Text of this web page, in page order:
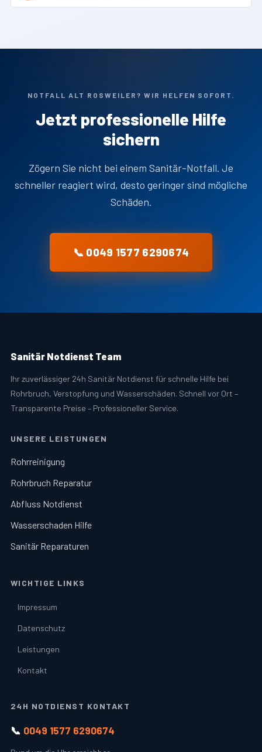
NOTFALL ALT ROSWEILER? WIR HELFEN SOFORT.
Jetzt professionelle Hilfe
sichern
Zögern Sie nicht bei einem Sanitär-Notfall. Je
schneller reagiert wird, desto geringer sind mögliche
Schäden.
📞 0049 1577 6290674
Sanitär Notdienst Team
Ihr zuverlässiger 24h Sanitär Notdienst für schnelle Hilfe bei
Rohrbruch, Verstopfung und Wasserschäden. Schnell vor Ort –
Transparente Preise – Professioneller Service.
UNSERE LEISTUNGEN
Rohrreinigung
Rohrbruch Reparatur
Abfluss Notdienst
Wasserschaden Hilfe
Sanitär Reparaturen
WICHTIGE LINKS
Impressum
Datenschutz
Leistungen
Kontakt
24H NOTDIENST KONTAKT
📞 0049 1577 6290674